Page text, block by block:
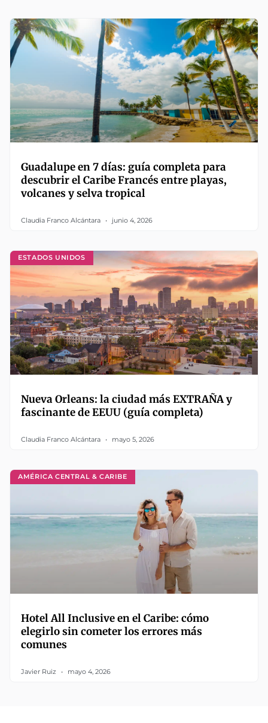
Guadalupe en 7 días: guía completa para
descubrir el Caribe Francés entre playas,
volcanes y selva tropical
Claudia Franco Alcántara junio 4, 2026
ESTADOS UNIDOS
Nueva Orleans: la ciudad más EXTRAÑA y
fascinante de EEUU (guía completa)
Claudia Franco Alcántara mayo 5, 2026
AMÉRICA CENTRAL & CARIBE
Hotel All Inclusive en el Caribe: cómo
elegirlo sin cometer los errores más
comunes
Javier Ruiz mayo 4, 2026